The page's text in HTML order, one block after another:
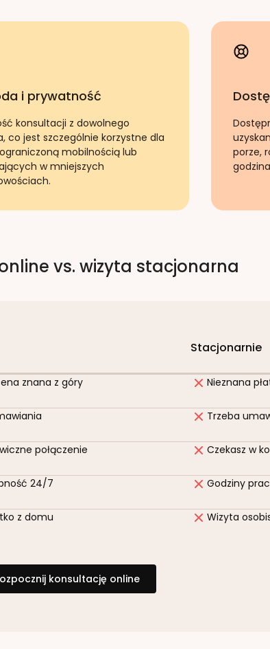
i prywatność
konsultacji z dowolnego
co jest szczególnie korzystne dla
mobilnością lub
w mniejszych
porze,
vs. wizyta stacjonarna
Stacjonarnie
znana z góry Nieznana
Trzeba
połączenie Czekasz w
24/7 Godziny
z domu Wizyta
konsultację online